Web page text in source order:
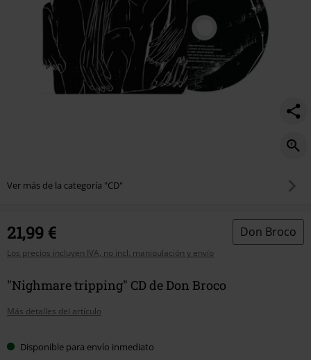
Ver más de la categoría "CD"
21,99 €
Los precios incluyen IVA, no incl. manipulación y envío
Don Broco
"Nighmare tripping" CD de Don Broco
Más detalles del artículo
Disponible para envío inmediato